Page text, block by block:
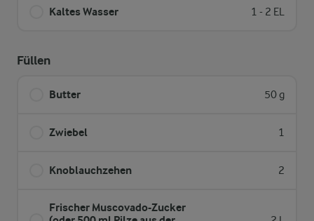
Kaltes Wasser 1 - 2 EL
Füllen
Butter 50 g
Zwiebel 1
Knoblauchzehen 2
Frischer Muscovado-Zucker